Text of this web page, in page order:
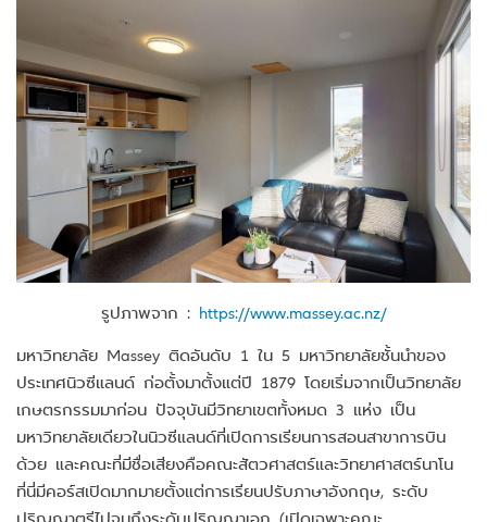
รูปภาพจาก : https://www.massey.ac.nz/
มหาวิทยาลัย Massey ติดอันดับ 1 ใน 5 มหาวิทยาลัยชั้นนำของ
ประเทศนิวซีแลนด์ ก่อตั้งมาตั้งแต่ปี 1879 โดยเริ่มจากเป็นวิทยาลัย
เกษตรกรรมมาก่อน ปัจจุบันมีวิทยาเขตทั้งหมด 3 แห่ง เป็น
มหาวิทยาลัยเดียวในนิวซีแลนด์ที่เปิดการเรียนการสอนสาขาการบิน
ด้วย และคณะที่มีชื่อเสียงคือคณะสัตวศาสตร์และวิทยาศาสตร์นาโน
ที่นี่มีคอร์สเปิดมากมายตั้งแต่การเรียนปรับภาษาอังกฤษ, ระดับ
ปริญญาตรีไปจนถึงระดับปริญญาเอก (เปิดเฉพาะคณะ